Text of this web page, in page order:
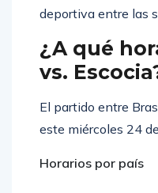
deportiva entre las
¿A qué
vs.
El partido entre
este miércoles 24
Horarios por país